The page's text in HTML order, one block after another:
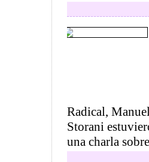
Radical,
Storani
una charla